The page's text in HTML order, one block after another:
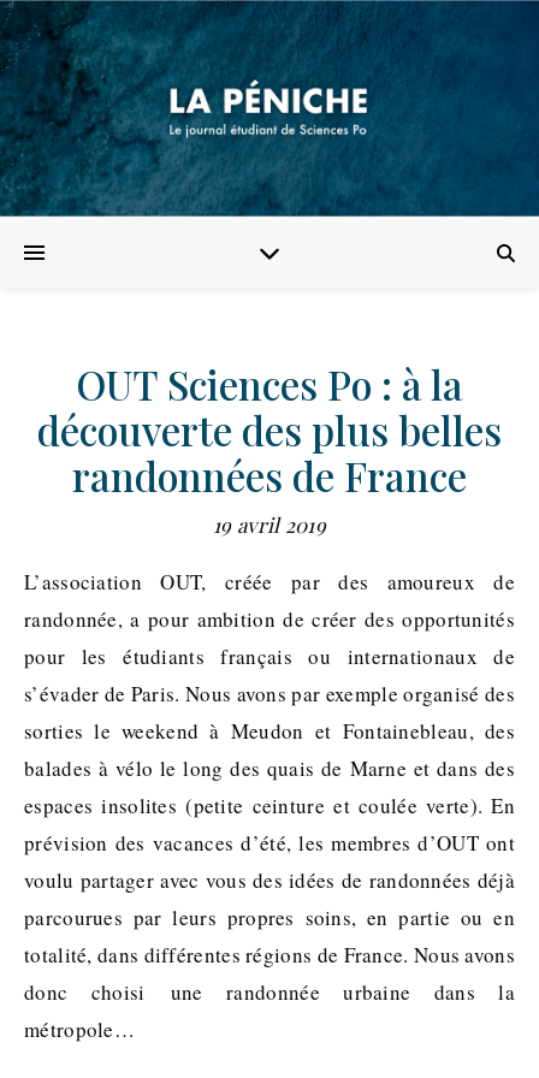
OUT Sciences Po : à la
découverte des plus belles
randonnées de France
19 avril 2019
L’association OUT, créée par des amoureux de
randonnée, a pour ambition de créer des opportunités
pour les étudiants français ou internationaux de
s’évader de Paris. Nous avons par exemple organisé des
sorties le weekend à Meudon et Fontainebleau, des
balades à vélo le long des quais de Marne et dans des
espaces insolites (petite ceinture et coulée verte). En
prévision des vacances d’été, les membres d’OUT ont
voulu partager avec vous des idées de randonnées déjà
parcourues par leurs propres soins, en partie ou en
totalité, dans différentes régions de France. Nous avons
donc choisi une randonnée urbaine dans la
métropole…